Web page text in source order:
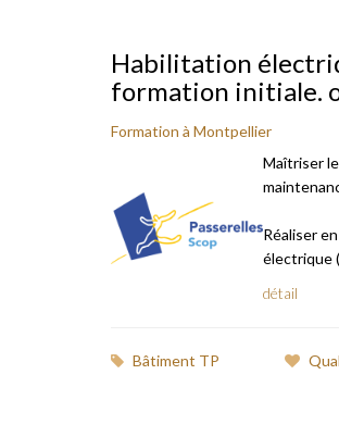
Habilitation
formation initiale.
Formation à Montpellier
Maîtriser
Réaliser
électrique
détail
Bâtiment TP